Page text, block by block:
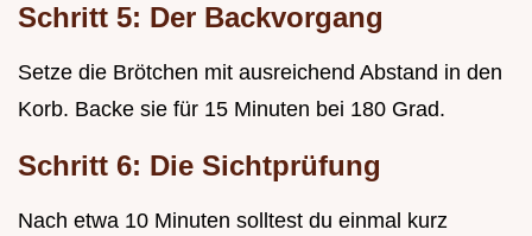
Schritt 5: Der Backvorgang
Setze die Brötchen mit ausreichend Abstand in den
Korb. Backe sie für 15 Minuten bei 180 Grad.
Schritt 6: Die Sichtprüfung
Nach etwa 10 Minuten solltest du einmal kurz